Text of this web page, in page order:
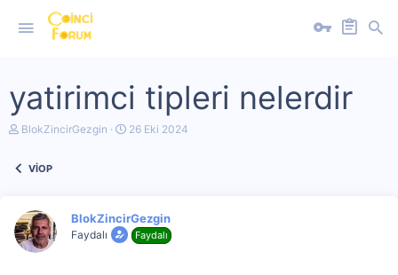
yatirimci tipleri nelerdir
K
u
b
a
ş
BlokZincirGezgin
B
g
ç
26 Eki 2024
VİOP
BlokZincirGezgin
Faydalı Faydalı